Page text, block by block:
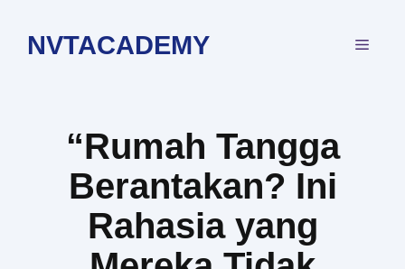
NVTACADEMY
“Rumah Tangga
Berantakan? Ini
Rahasia yang